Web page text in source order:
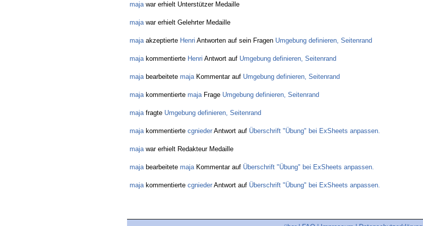
majawar erhielt Unterstützer Medaille
majawar erhielt Gelehrter Medaille
majaakzeptierte Henri Antworten auf sein Fragen Umgebung definieren, Seitenrand
majakommentierte Henri Antwort auf Umgebung definieren, Seitenrand
majabearbeitete majaKommentar auf Umgebung definieren, Seitenrand
majakommentierte majaFrage Umgebung definieren, Seitenrand
majafragte Umgebung definieren, Seitenrand
majakommentierte cgnieder Antwort auf Überschrift "Übung" bei ExSheets anpassen.
majawar erhielt Redakteur Medaille
majabearbeitete majaKommentar auf Überschrift "Übung" bei ExSheets anpassen.
majakommentierte cgnieder Antwort auf Überschrift "Übung" bei ExSheets anpassen.